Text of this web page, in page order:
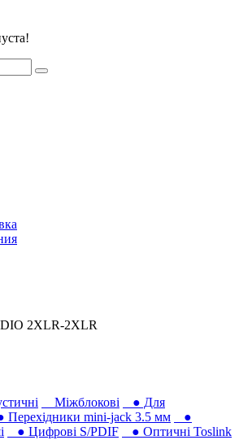
2XLR-2XLR
Міжблокові
● Для
Перехідники mini-jack 3.5 мм
●
● Цифрові S/PDIF
● Оптичні Toslink